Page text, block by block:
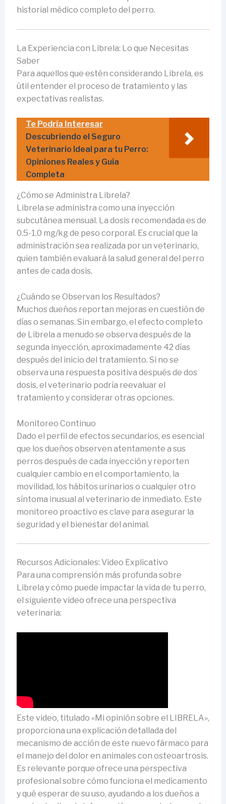
historial médico completo del perro.
La Experiencia con Librela: Lo que Necesitas
Saber
Para aquellos que estén considerando Librela, es
útil entender el proceso de tratamiento y las
expectativas realistas.
Te Podría Interesar
Descubriendo el Seguro
Veterinario Ideal para tu Perro:
Opiniones Reales y Guía
Completa
¿Cómo se Administra Librela?
Librela se administra como una inyección
subcutánea mensual. La dosis recomendada es de
0.5-1.0 mg/kg de peso corporal. Es crucial que la
administración sea realizada por un veterinario,
quien también evaluará la salud general del perro
antes de cada dosis.
¿Cuándo se Observan los Resultados?
Muchos dueños reportan mejoras en cuestión de
días o semanas. Sin embargo, el efecto completo
de Librela a menudo se observa después de la
segunda inyección, aproximadamente 42 días
después del inicio del tratamiento. Si no se
observa una respuesta positiva después de dos
dosis, el veterinario podría reevaluar el
tratamiento y considerar otras opciones.
Monitoreo Continuo
Dado el perfil de efectos secundarios, es esencial
que los dueños observen atentamente a sus
perros después de cada inyección y reporten
cualquier cambio en el comportamiento, la
movilidad, los hábitos urinarios o cualquier otro
síntoma inusual al veterinario de inmediato. Este
monitoreo proactivo es clave para asegurar la
seguridad y el bienestar del animal.
Recursos Adicionales: Video Explicativo
Para una comprensión más profunda sobre
Librela y cómo puede impactar la vida de tu perro,
el siguiente video ofrece una perspectiva
veterinaria:
Este video, titulado «Mi opinión sobre el LIBRELA»,
proporciona una explicación detallada del
mecanismo de acción de este nuevo fármaco para
el manejo del dolor en animales con osteoartrosis.
Es relevante porque ofrece una perspectiva
profesional sobre cómo funciona el medicamento
y qué esperar de su uso, ayudando a los dueños a